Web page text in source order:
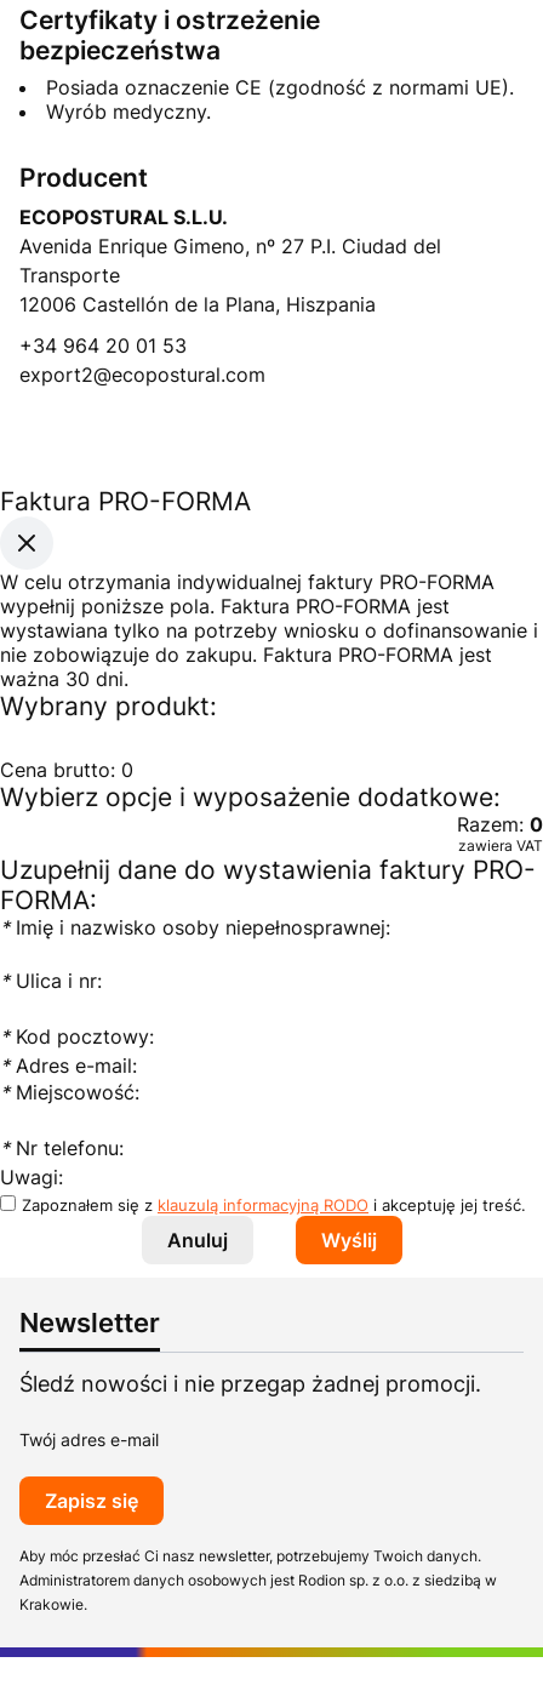
Certyfikaty i ostrzeżenie
bezpieczeństwa
Posiada oznaczenie CE (zgodność z normami UE).
Wyrób medyczny.
Producent
ECOPOSTURAL S.L.U.
Avenida Enrique Gimeno, nº 27 P.I. Ciudad del
Transporte
12006 Castellón de la Plana, Hiszpania
+34 964 20 01 53
export2@ecopostural.com
Faktura PRO-FORMA
W celu otrzymania indywidualnej faktury PRO-FORMA
wypełnij poniższe pola. Faktura PRO-FORMA jest
wystawiana tylko na potrzeby wniosku o dofinansowanie i
nie zobowiązuje do zakupu. Faktura PRO-FORMA jest
ważna 30 dni.
Wybrany produkt:
Cena brutto: 0
Wybierz opcje i wyposażenie dodatkowe:
Razem: 0
zawiera VAT
Uzupełnij dane do wystawienia faktury PRO-
FORMA:
*Imię i nazwisko osoby niepełnosprawnej:
*Ulica i nr:
*Kod pocztowy:
*Adres e-mail:
*Miejscowość:
*Nr telefonu:
Uwagi:
Zapoznałem się z klauzulą informacyjną RODO i akceptuję jej treść.
Anuluj Wyślij
Newsletter
Śledź nowości i nie przegap żadnej promocji.
Twój adres e-mail
Zapisz się
Aby móc przesłać Ci nasz newsletter, potrzebujemy Twoich danych.
Administratorem danych osobowych jest Rodion sp. z o.o. z siedzibą w
Krakowie.